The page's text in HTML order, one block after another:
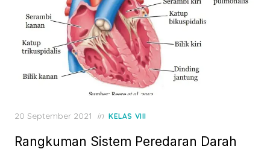
Posted
20 September 2021 in KELAS VIII
Rangkuman Sistem Peredaran Darah